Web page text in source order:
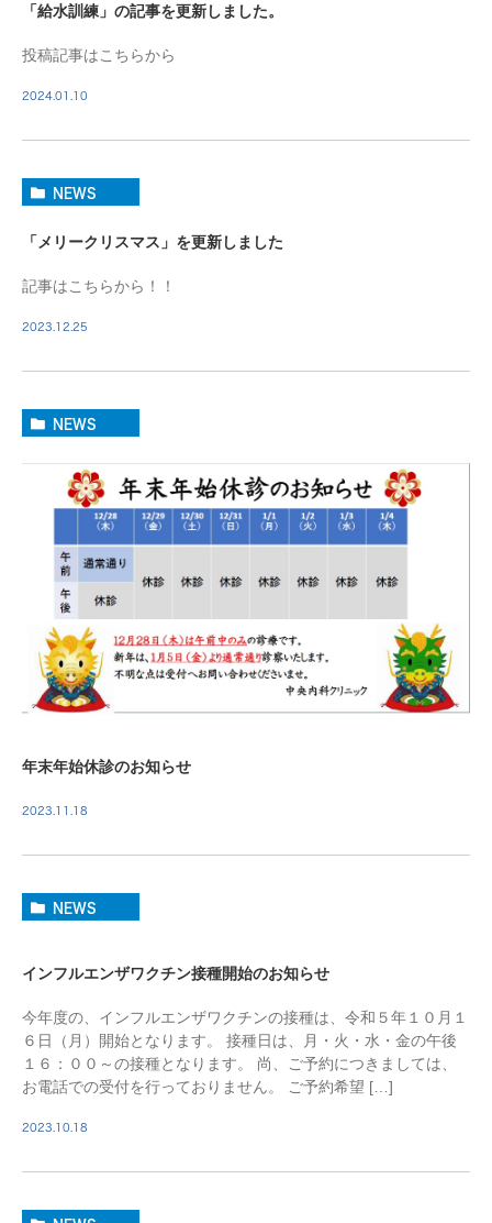
「給水訓練」の記事を更新しました。
投稿記事はこちらから
2024.01.10
NEWS
「メリークリスマス」を更新しました
記事はこちらから！！
2023.12.25
NEWS
年末年始休診のお知らせ
2023.11.18
NEWS
インフルエンザワクチン接種開始のお知らせ
今年度の、インフルエンザワクチンの接種は、令和５年１０月１
６日（月）開始となります。 接種日は、月・火・水・金の午後
１６：００～の接種となります。 尚、ご予約につきましては、
お電話での受付を行っておりません。 ご予約希望 […]
2023.10.18